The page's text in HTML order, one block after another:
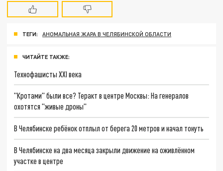
ТЕГИ: АНОМАЛЬНАЯ ЖАРА В ЧЕЛЯБИНСКОЙ ОБЛАСТИ
ЧИТАЙТЕ ТАКЖЕ:
Технофашисты XXI века
"Кротами" были все? Теракт в центре Москвы: На генералов
охотятся "живые дроны"
В Челябинске ребёнок отплыл от берега 20 метров и начал тонуть
В Челябинске на два месяца закрыли движение на оживлённом
участке в центре